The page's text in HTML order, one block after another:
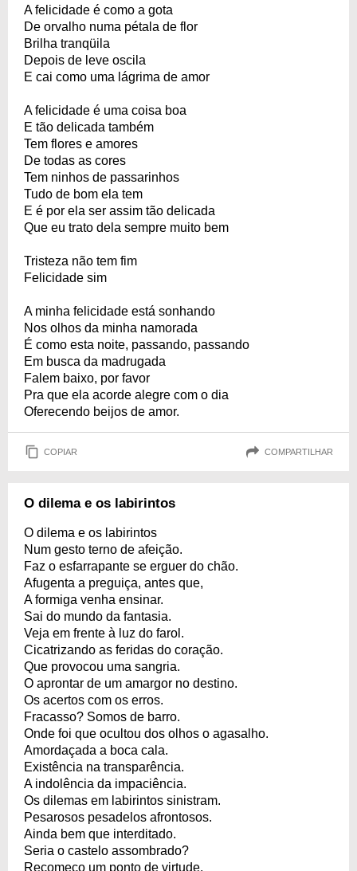
A felicidade é como a gota
De orvalho numa pétala de flor
Brilha tranqüila
Depois de leve oscila
E cai como uma lágrima de amor
A felicidade é uma coisa boa
E tão delicada também
Tem flores e amores
De todas as cores
Tem ninhos de passarinhos
Tudo de bom ela tem
E é por ela ser assim tão delicada
Que eu trato dela sempre muito bem
Tristeza não tem fim
Felicidade sim
A minha felicidade está sonhando
Nos olhos da minha namorada
É como esta noite, passando, passando
Em busca da madrugada
Falem baixo, por favor
Pra que ela acorde alegre com o dia
Oferecendo beijos de amor.
COPIAR COMPARTILHAR
O dilema e os labirintos
O dilema e os labirintos
Num gesto terno de afeição.
Faz o esfarrapante se erguer do chão.
Afugenta a preguiça, antes que,
A formiga venha ensinar.
Sai do mundo da fantasia.
Veja em frente à luz do farol.
Cicatrizando as feridas do coração.
Que provocou uma sangria.
O aprontar de um amargor no destino.
Os acertos com os erros.
Fracasso? Somos de barro.
Onde foi que ocultou dos olhos o agasalho.
Amordaçada a boca cala.
Existência na transparência.
A indolência da impaciência.
Os dilemas em labirintos sinistram.
Pesarosos pesadelos afrontosos.
Ainda bem que interditado.
Seria o castelo assombrado?
Recomeço um ponto de virtude.